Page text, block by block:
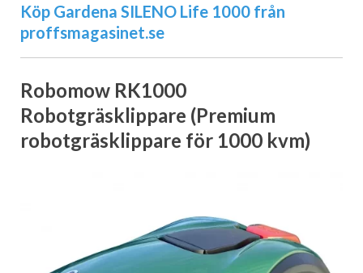
Köp Gardena SILENO Life 1000 från
proffsmagasinet.se
Robomow RK1000
Robotgräsklippare (Premium
robotgräsklippare för 1000 kvm)